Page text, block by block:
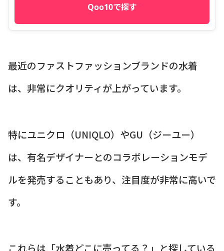
Qoo10で探す
最近のファストファッションブランドの水着
は、非常にクオリティが上がっています。
特にユニクロ（UNIQLO）やGU（ジーユー）
は、有名デザイナーとのコラボレーションモデ
ルを発売することもあり、注目度が非常に高いで
す。
これらは「水着どこに売ってる？」と探している